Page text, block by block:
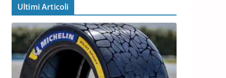
Ultimi Articoli